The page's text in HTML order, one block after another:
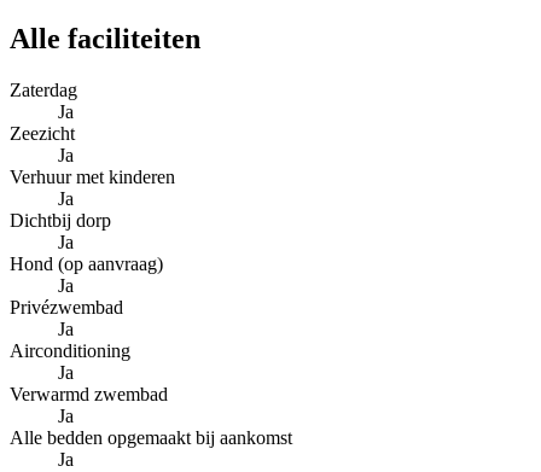
Alle faciliteiten
Zaterdag
Ja
Zeezicht
Ja
Verhuur met kinderen
Ja
Dichtbij dorp
Ja
Hond (op aanvraag)
Ja
Privézwembad
Ja
Airconditioning
Ja
Verwarmd zwembad
Ja
Alle bedden opgemaakt bij aankomst
Ja